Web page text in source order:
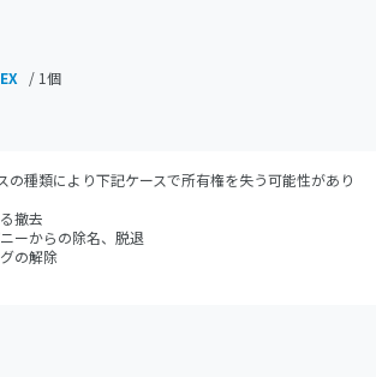
/ 1個
の種類により下記ケースで所有権を失う可能性があり
撤去
ーからの除名、脱退
の解除